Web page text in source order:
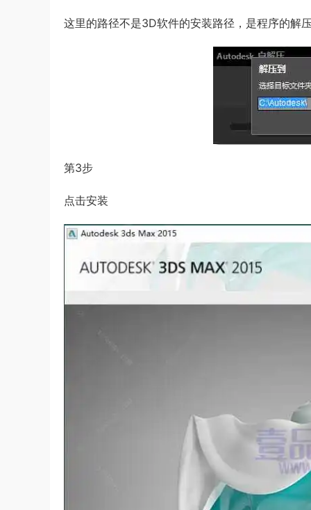
这里的路径不是3D软件的安装路径，是程序的解
第3步
点击安装